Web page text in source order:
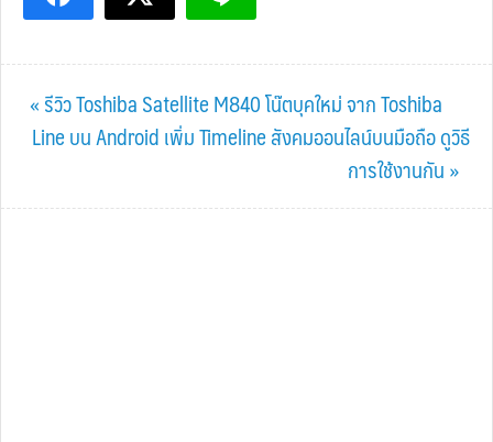
Previous
Post:
« รีวิว Toshiba Satellite M840 โน๊ตบุคใหม่ จาก Toshiba
Next
Line บน Android เพิ่ม Timeline สังคมออนไลน์บนมือถือ ดูวิธี
การใช้งานกัน »